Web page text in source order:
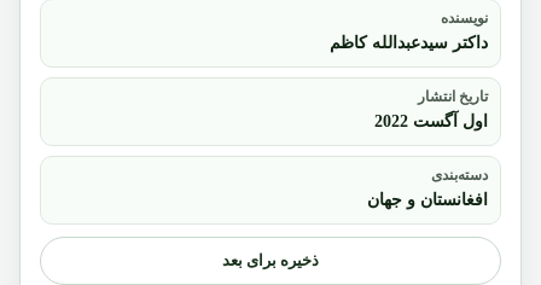
نویسنده
داکتر سیدعبدالله کاظم
تاریخ انتشار
اول آگست 2022
دسته‌بندی
افغانستان و جهان
ذخیره برای بعد